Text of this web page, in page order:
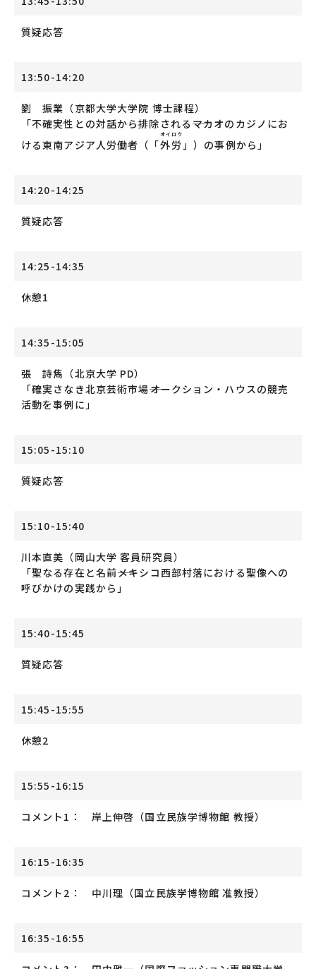
質疑応答
13:50-14:20
劉 振業（京都大学大学院 博士課程）
「不確実性との対話から排除される――マカオのカジノにお
ける東南アジア人労働者（「外
オイ
労
ロウ
」）の事例から」
14:20-14:25
質疑応答
14:25-14:35
休憩1
14:35-15:05
張 詩雋（北京大学 PD）
「確実さなき北京芸術市場――オークション・ハウスの競売
活動を事例に」
15:05-15:10
質疑応答
15:10-15:40
川本直美（岡山大学 客員研究員）
「聖なる存在と名前――メキシコ西部村落における聖像への
呼びかけの実践から」
15:40-15:45
質疑応答
15:45-15:55
休憩2
15:55-16:15
コメント1： 岸上伸啓（国立民族学博物館 教授）
16:15-16:35
コメント2： 中川理（国立民族学博物館 准教授）
16:35-16:55